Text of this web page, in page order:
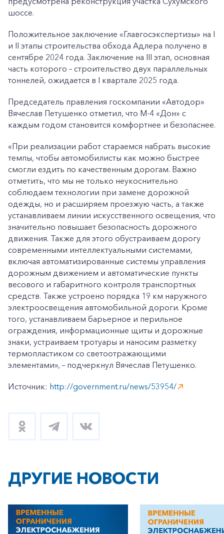
+7-800-700-24-57
Заказать обратный звонок
Частным клиентам
Корпоративным клиентам
шоссе.
Положительное заключение «Главгосэкспертизы» на I
и II этапы строительства обхода Адлера получено в
сентябре 2024 года. Заключение на III этап, основная
часть которого – строительство двух параллельных
тоннелей, ожидается в I квартале 2025 года.
Председатель правления госкомпании «Автодор»
Вячеслав Петушенко отметил, что М-4 «Дон» с
каждым годом становится комфортнее и безопаснее.
«При реализации работ стараемся набрать высокие
темпы, чтобы автомобилисты как можно быстрее
смогли ездить по качественным дорогам. Важно
отметить, что мы не только неукоснительно
соблюдаем технологии при замене дорожной
одежды, но и расширяем проезжую часть, а также
устанавливаем линии искусственного освещения, что
значительно повышает безопасность дорожного
движения. Также для этого обустраиваем дорогу
современными интеллектуальными системами,
включая автоматизированные системы управления
дорожным движением и автоматические пункты
весового и габаритного контроля транспортных
средств. Также устроено порядка 19 км наружного
электроосвещения автомобильной дороги. Кроме
того, устанавливаем барьерное и перильное
ограждения, информационные щиты и дорожные
знаки, устраиваем тротуары и наносим разметку
термопластиком со светоотражающими
элементами», – подчеркнул Вячеслав Петушенко.
Источник: http://government.ru/news/53954/
ДРУГИЕ НОВОСТИ